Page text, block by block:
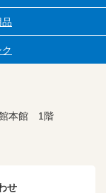
本館 1階
せ